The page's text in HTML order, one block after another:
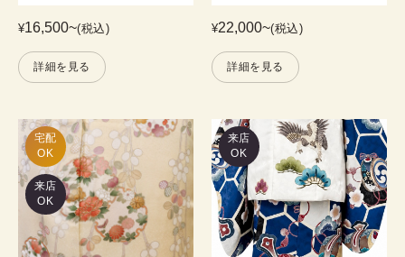
¥16,500~(税込)
詳細を見る
¥22,000~(税込)
詳細を見る
宅配
OK
来店
OK
来店
OK